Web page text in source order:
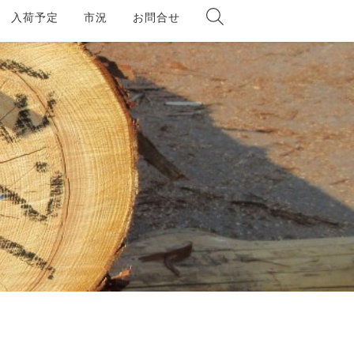
入荷予定 市況 お問合せ